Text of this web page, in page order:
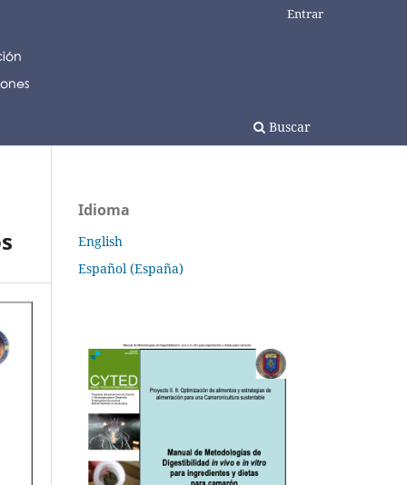
Buscar
Entrar
Idioma
English
Español (España)